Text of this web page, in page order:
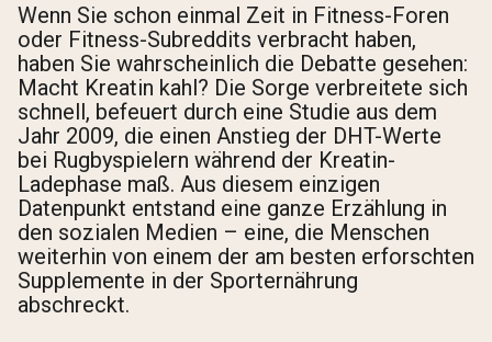
Wenn Sie schon einmal Zeit in Fitness-Foren
oder Fitness-Subreddits verbracht haben,
haben Sie wahrscheinlich die Debatte gesehen:
Macht Kreatin kahl? Die Sorge verbreitete sich
schnell, befeuert durch eine Studie aus dem
Jahr 2009, die einen Anstieg der DHT-Werte
bei Rugbyspielern während der Kreatin-
Ladephase maß. Aus diesem einzigen
Datenpunkt entstand eine ganze Erzählung in
den sozialen Medien – eine, die Menschen
weiterhin von einem der am besten erforschten
Supplemente in der Sporternährung
abschreckt.